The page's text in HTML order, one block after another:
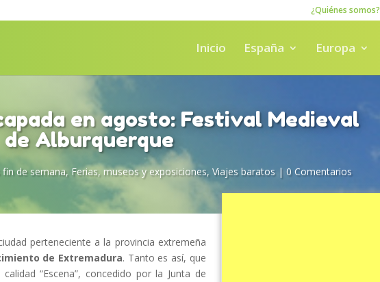
¿Quiénes somos?
Inicio España Europa
en agosto: Festival Medieval
de Alburquerque
fin de semana, Ferias, museos y exposiciones, Viajes baratos | 0 Comentarios
perteneciente a la provincia extremeña
de Extremadura. Tanto es así, que
“Escena”, concedido por la Junta de